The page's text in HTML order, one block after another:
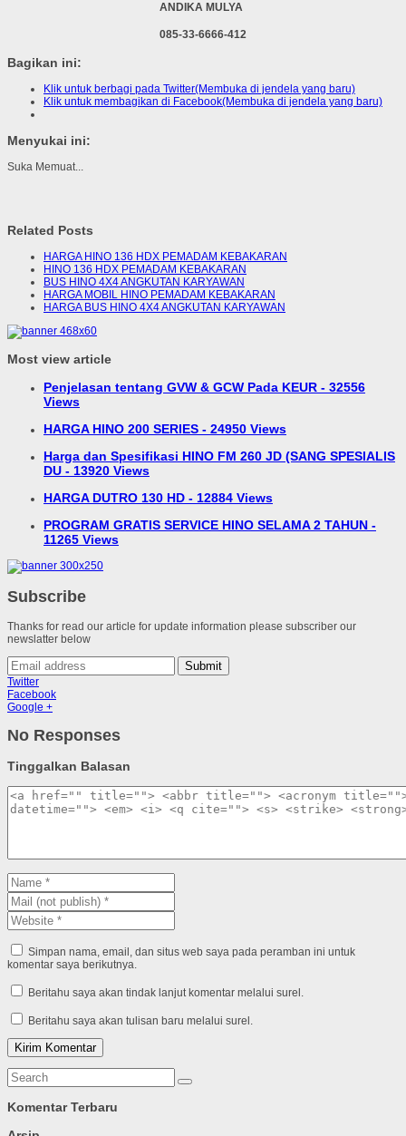
ANDIKA MULYA
085-33-6666-412
Bagikan ini:
Klik untuk berbagi pada Twitter(Membuka di jendela yang baru)
Klik untuk membagikan di Facebook(Membuka di jendela yang baru)
Menyukai ini:
Suka Memuat...
Related Posts
HARGA HINO 136 HDX PEMADAM KEBAKARAN
HINO 136 HDX PEMADAM KEBAKARAN
BUS HINO 4X4 ANGKUTAN KARYAWAN
HARGA MOBIL HINO PEMADAM KEBAKARAN
HARGA BUS HINO 4X4 ANGKUTAN KARYAWAN
Most view article
Penjelasan tentang GVW & GCW Pada KEUR - 32556
Views
HARGA HINO 200 SERIES - 24950 Views
Harga dan Spesifikasi HINO FM 260 JD (SANG SPESIALIS
DU - 13920 Views
HARGA DUTRO 130 HD - 12884 Views
PROGRAM GRATIS SERVICE HINO SELAMA 2 TAHUN -
11265 Views
Subscribe
Thanks for read our article for update information please subscriber our
newslatter below
Submit
Twitter
Facebook
Google +
No Responses
Tinggalkan Balasan
Simpan nama, email, dan situs web saya pada peramban ini untuk
komentar saya berikutnya.
Beritahu saya akan tindak lanjut komentar melalui surel.
Beritahu saya akan tulisan baru melalui surel.
Komentar Terbaru